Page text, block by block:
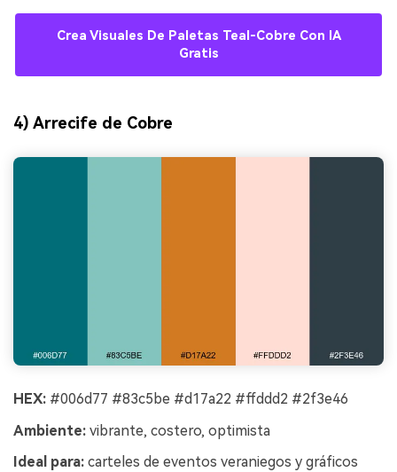
Crea Visuales De Paletas Teal-Cobre Con IA
Gratis
4) Arrecife de Cobre
HEX: #006d77 #83c5be #d17a22 #ffddd2 #2f3e46
Ambiente: vibrante, costero, optimista
Ideal para: carteles de eventos veraniegos y gráficos